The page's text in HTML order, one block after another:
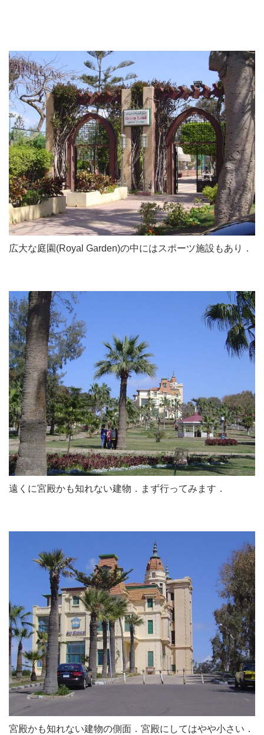
広大な庭園(Royal Garden)の中にはスポーツ施設もあり．
遠くに宮殿かも知れない建物．まず行ってみます．
宮殿かも知れない建物の側面．宮殿にしてはやや小さい．